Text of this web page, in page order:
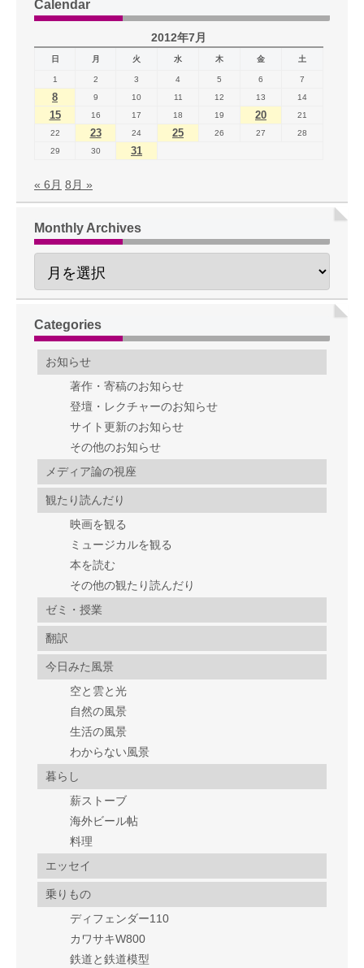
Calendar
2012年7月
日 月 火 水 木 金 土
1 2 3 4 5 6 7
8 9 10 11 12 13 14
15 16 17 18 19 20
21
22
23 24 25 26 27
28
29
30 31
« 6月 8月 »
Monthly Archives
Categories
お知らせ
著作・寄稿のお知らせ
登壇・レクチャーのお知らせ
サイト更新のお知らせ
その他のお知らせ
メディア論の視座
観たり読んだり
映画を観る
ミュージカルを観る
本を読む
その他の観たり読んだり
ゼミ・授業
翻訳
今日みた風景
空と雲と光
自然の風景
生活の風景
わからない風景
暮らし
薪ストーブ
海外ビール帖
料理
エッセイ
乗りもの
ディフェンダー110
カワサキW800
鉄道と鉄道模型